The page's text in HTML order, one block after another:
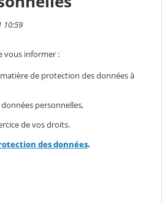
10:59
vous informer :
de protection des données à
personnelles,
de vos droits.
des données.